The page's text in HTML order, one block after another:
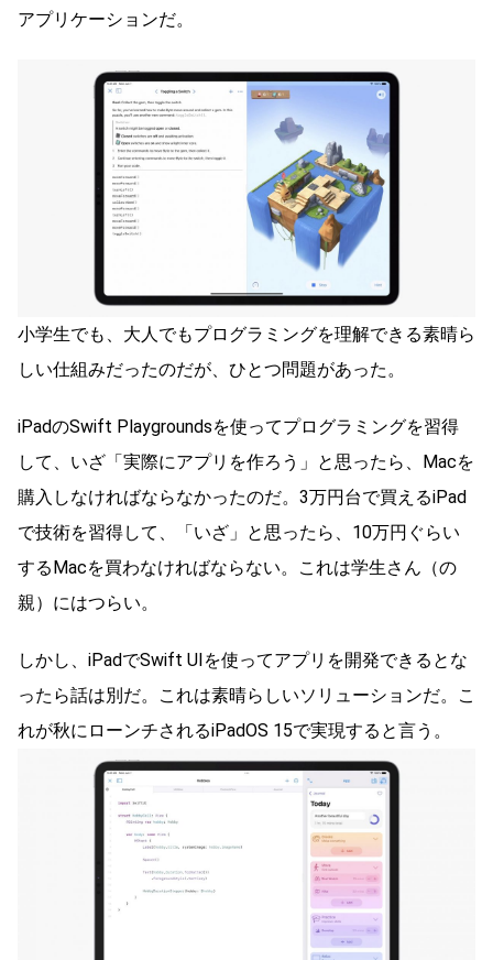
アプリケーションだ。
小学生でも、大人でもプログラミングを理解できる素晴ら
しい仕組みだったのだが、ひとつ問題があった。
iPadのSwift Playgroundsを使ってプログラミングを習得
して、いざ「実際にアプリを作ろう」と思ったら、Macを
購入しなければならなかったのだ。3万円台で買えるiPad
で技術を習得して、「いざ」と思ったら、10万円ぐらい
するMacを買わなければならない。これは学生さん（の
親）にはつらい。
しかし、iPadでSwift UIを使ってアプリを開発できるとな
ったら話は別だ。これは素晴らしいソリューションだ。こ
れが秋にローンチされるiPadOS 15で実現すると言う。